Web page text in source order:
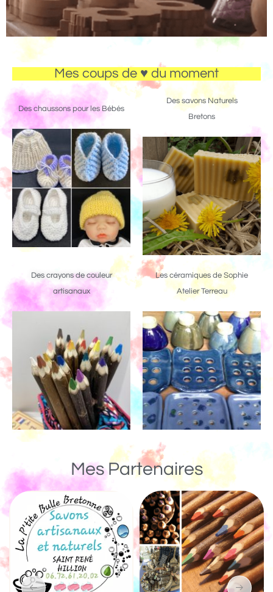
Mes coups de ♥ du moment
Des chaussons pour les Bébés
Des savons Naturels
Bretons
Des crayons de couleur
artisanaux
Les céramiques de Sophie
Atelier Terreau
Mes Partenaires